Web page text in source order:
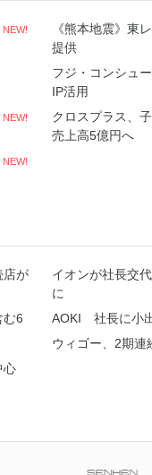
NEW!
《熊本地震》東
提供
フジ・コンシュ
IP活用
NEW!
クロスプラス、
売上高5億円へ
NEW!
店が
イオンが社長交
に
6
AOKI 社長に小
ウィゴー、2期
心